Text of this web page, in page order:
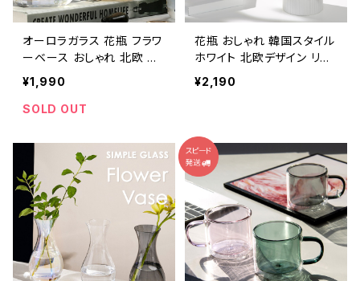
オーロラガラス 花瓶 フラワ
ーベース おしゃれ 北欧 小
さい 透明 NTFV005
¥1,990
SOLD OUT
花瓶 おしゃれ 韓国スタイル
ホワイト 北欧デザイン リボ
ン付き NTFV004
¥2,190